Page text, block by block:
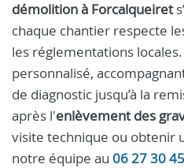
démolition à Forcalqueiret
chaque chantier respecte
les réglementations
personnalisé,
de diagnostic jusqu’à la
après l'enlèvement des
visite technique ou obtenir
notre équipe au 06 27 30